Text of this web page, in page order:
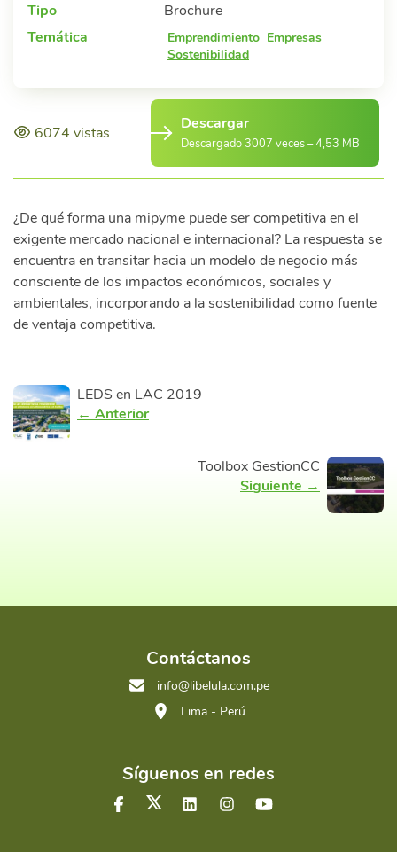
Tipo
Brochure
Temática
Emprendimiento Empresas
Sostenibilidad
6074 vistas Descargar
Descargado 3007 veces – 4,53 MB
¿De qué forma una mipyme puede ser competitiva en el
exigente mercado nacional e internacional? La respuesta se
encuentra en transitar hacia un modelo de negocio más
consciente de los impactos económicos, sociales y
ambientales, incorporando a la sostenibilidad como fuente
de ventaja competitiva.
LEDS en LAC 2019
← Anterior
Toolbox GestionCC
Siguiente →
Contáctanos
info@libelula.com.pe
Lima - Perú
Síguenos en redes